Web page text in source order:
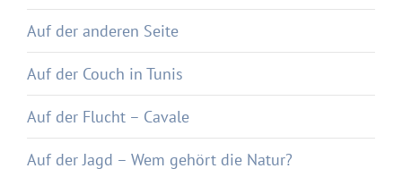
Auf der anderen Seite
Auf der Couch in Tunis
Auf der Flucht – Cavale
Auf der Jagd – Wem gehört die Natur?